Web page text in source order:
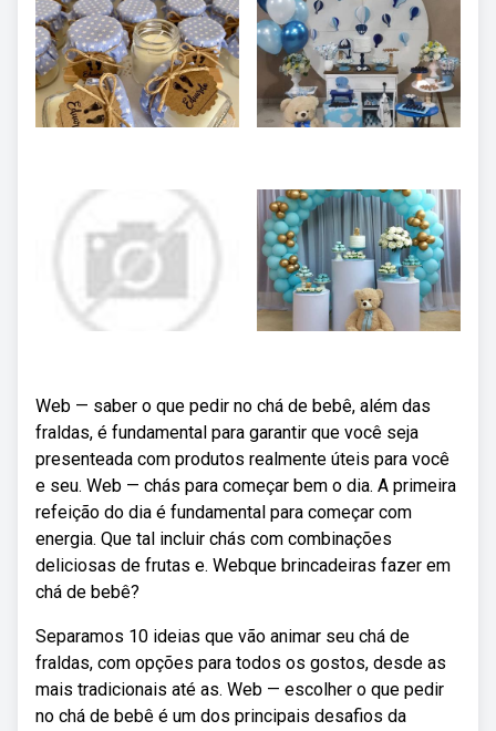
Web — saber o que pedir no chá de bebê, além das
fraldas, é fundamental para garantir que você seja
presenteada com produtos realmente úteis para você
e seu. Web — chás para começar bem o dia. A primeira
refeição do dia é fundamental para começar com
energia. Que tal incluir chás com combinações
deliciosas de frutas e. Webque brincadeiras fazer em
chá de bebê?
Separamos 10 ideias que vão animar seu chá de
fraldas, com opções para todos os gostos, desde as
mais tradicionais até as. Web — escolher o que pedir
no chá de bebê é um dos principais desafios da